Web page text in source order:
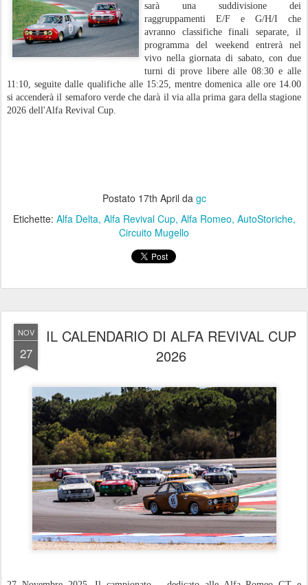
sarà una suddivisione dei
raggruppamenti E/F e G/H/I che
avranno classifiche finali separate, il
programma del weekend entrerà nel
vivo nella giornata di sabato, con due
turni di prove libere alle 08:30 e alle
11:10, seguite dalle qualifiche alle 15:25, mentre domenica alle ore 14.00
si accenderà il semaforo verde che darà il via alla prima gara della stagione
2026 dell'Alfa Revival Cup.
Postato 17th April da gc
Etichette: Alfa Delta Alfa Revival Cup Alfa Romeo AutoStoriche
Circuito Mugello
NOV
27
IL CALENDARIO DI ALFA REVIVAL CUP
2026